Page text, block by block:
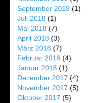
September 2018 (1)
Juli 2018 (1)
Mai 2018 (7)
April 2018 (3)
März 2018 (7)
Februar 2018 (4)
Januar 2018 (1)
Dezember 2017 (4)
November 2017 (5)
Oktober 2017 (5)